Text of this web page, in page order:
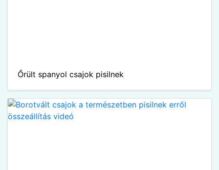
Őrült spanyol csajok pisilnek